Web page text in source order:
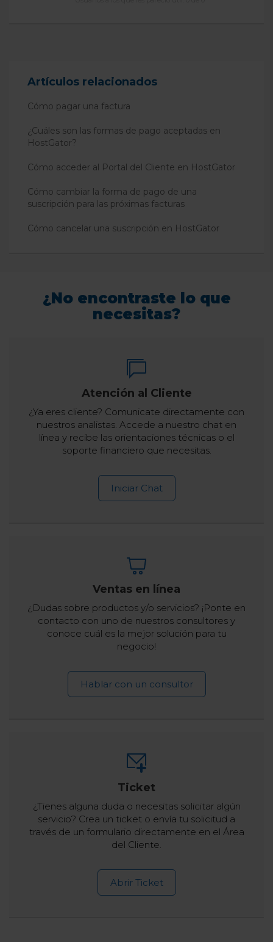
Artículos relacionados
Cómo pagar una factura
¿Cuáles son las formas de pago aceptadas en
HostGator?
Cómo acceder al Portal del Cliente en HostGator
Cómo cambiar la forma de pago de una
suscripción para las próximas facturas
Cómo cancelar una suscripción en HostGator
¿No encontraste lo que
necesitas?
Atención al Cliente
¿Ya eres cliente? Comunicate directamente con
nuestros analistas. Accede a nuestro chat en
línea y recibe las orientaciones técnicas o el
soporte financiero que necesitas.
Iniciar Chat
Ventas en línea
¿Dudas sobre productos y/o servicios? ¡Ponte en
contacto con uno de nuestros consultores y
conoce cuál es la mejor solución para tu
negocio!
Hablar con un consultor
Ticket
¿Tienes alguna duda o necesitas solicitar algún
servicio? Crea un ticket o envía tu solicitud a
través de un formulario directamente en el Área
del Cliente.
Abrir Ticket